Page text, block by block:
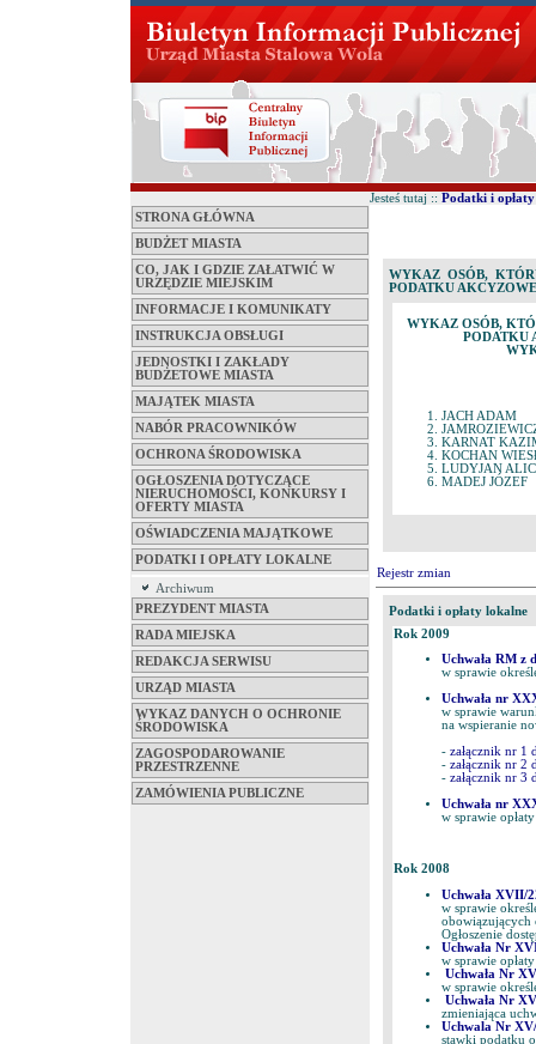
STRONA GŁÓWNA
BUDŻET MIASTA
CO, JAK I GDZIE ZAŁATWIĆ W
URZĘDZIE MIEJSKIM
INFORMACJE I KOMUNIKATY
INSTRUKCJA OBSŁUGI
JEDNOSTKI I ZAKŁADY
BUDŻETOWE MIASTA
MAJĄTEK MIASTA
NABÓR PRACOWNIKÓW
OCHRONA ŚRODOWISKA
OGŁOSZENIA DOTYCZĄCE
NIERUCHOMOŚCI, KONKURSY I
OFERTY MIASTA
OŚWIADCZENIA MAJĄTKOWE
PODATKI I OPŁATY LOKALNE
Archiwum
PREZYDENT MIASTA
RADA MIEJSKA
REDAKCJA SERWISU
URZĄD MIASTA
WYKAZ DANYCH O OCHRONIE
ŚRODOWISKA
ZAGOSPODAROWANIE
PRZESTRZENNE
ZAMÓWIENIA PUBLICZNE
Jesteś tutaj :: Podatki i
WYKAZ OSÓB,
PODATKU
WYKAZ OSÓB,
PODATKU
JACH ADAM
KARNAT
KOCHAN
LUDYJAN
MADEJ JÓZEF
Rejestr zmian
Podatki i opłaty lokalne
Rok 2009
Uchwała RM z
w sprawie
Uchwała nr
w sprawie
na wspieranie
- załącznik nr 1
- załącznik nr 2
- załącznik nr 3
Uchwała nr
w sprawie
Rok 2008
Uchwała XVII/
w sprawie
Ogłoszenie
Uchwała Nr
w sprawie
Uchwała Nr
w sprawie
Uchwała Nr
zmieniająca
Uchwala Nr
stawki podatku